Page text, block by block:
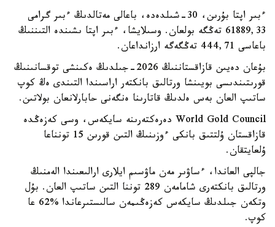
ءبىر اپتا بۇرىن، 30-شىلدەدە، باعالى مەتالدىڭ ءبىر گرامى
61889,33 تەڭگە بولعان. وسىلايشا، ءبىر اپتا ىشىندە التىننىڭ
باعاسى 444,71 تەڭگەگە ارزانداعان.
بۇعان دەيىن قازاقستاننىڭ 2026-جىلدىڭ ەكىنشى توقسانىنىڭ
قورىتىندىسى بويىنشا ورتالىق بانكتەر اراسىندا التىندى ەڭ كوپ
ساتىپ العان بەس ەلدىڭ قاتارىنا ەنگەنى حابارلانعان بولاتىن.
World Gold Council دەرەكتەرىنە سايكەس، وسى كەزەڭدە
قازاقستان ۇلتتىق بانكى ءوزىنىڭ التىن قورىن 15 تونناعا
ۇلعايتقان.
جالپى العاندا، ءساۋىر مەن ماۋسىم ايلارى ارالىعىندا الەمنىڭ
ورتالىق بانكتەرى شامامەن 289 توننا التىن ساتىپ العان. بۇل
وتكەن جىلدىڭ سايكەس كەزەڭىمەن سالىستىرعاندا %62 عا
كوپ.